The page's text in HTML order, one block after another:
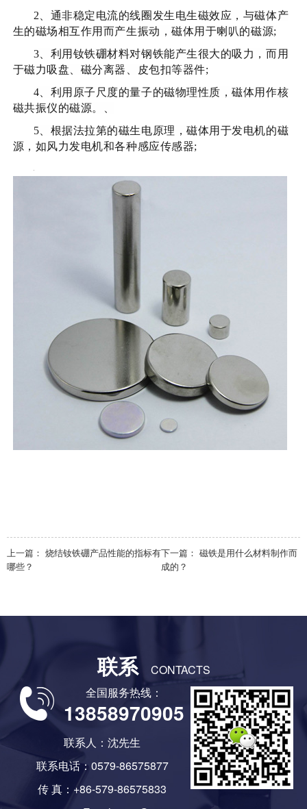
2、 通非稳定电流的线圈发生电生磁效应，与磁体产
生的磁场相互作用而产生振动，磁体用于喇叭的磁源;
3、 利用钕铁硼材料对钢铁能产生很大的吸力，而用
于磁力吸盘、磁分离器、皮包扣等器件;
4、 利用原子尺度的量子的磁物理性质，磁体用作核
磁共振仪的磁源。、
5、 根据法拉第的磁生电原理，磁体用于发电机的磁
源，如风力发电机和各种感应传感器;
上一篇： 烧结钕铁硼产品性能的指标有
哪些？
下一篇：磁铁是用什么材料制作而
成的？
联系
CONTACTS
全国服务热线：
13858970905
联系人：沈先生
联系电话：0579-86575877
传 真：+86-579-86575833